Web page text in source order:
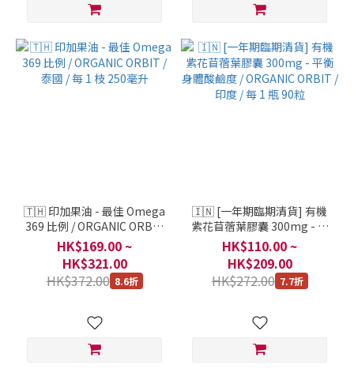
🇹🇭 印加果油 - 最佳 Omega
369 比例 / ORGANIC ORBIT
/ 泰國 / 每 1 枝 250毫升
HK$169.00 ~
HK$321.00
HK$372.00 8.6折
🇮🇳 [一年期臨期清貨] 有機
紫花苜蓿葉膠囊 300mg - 平
衡身體酸鹼度 / ORGANIC
ORBIT / 印度 / 每 1 瓶 90粒
HK$110.00 ~
HK$209.00
HK$272.00 7.7折